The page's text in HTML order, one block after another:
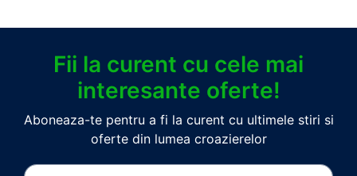
Fii la curent cu cele mai
interesante oferte!
Aboneaza-te pentru a fi la curent cu ultimele stiri si
oferte din lumea croazierelor